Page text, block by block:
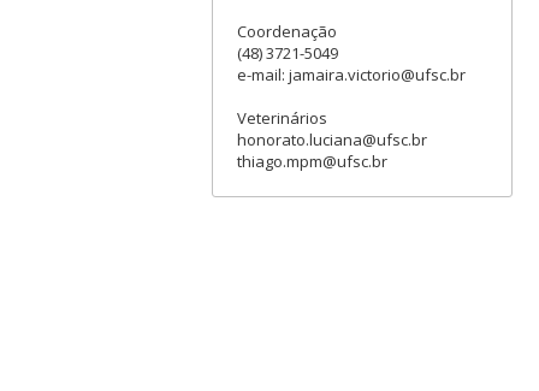
Coordenação
(48) 3721-5049
e-mail: jamaira.victorio@ufsc.br
Veterinários
honorato.luciana@ufsc.br
thiago.mpm@ufsc.br